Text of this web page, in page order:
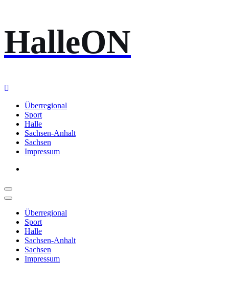
Inhalt
springen
HalleON
Überregional
Sport
Halle
Sachsen-Anhalt
Sachsen
Impressum
Überregional
Sport
Halle
Sachsen-Anhalt
Sachsen
Impressum